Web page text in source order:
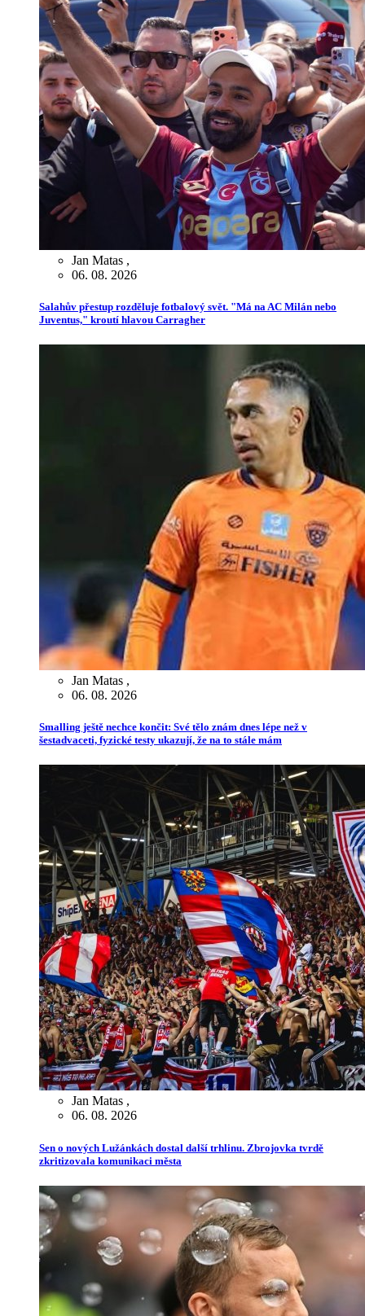
Jan Matas ,
06. 08. 2026
Salahův přestup rozděluje fotbalový svět. "Má na AC Milán nebo
Juventus," kroutí hlavou Carragher
Jan Matas ,
06. 08. 2026
Smalling ještě nechce končit: Své tělo znám dnes lépe než v
šestadvaceti, fyzické testy ukazují, že na to stále mám
Jan Matas ,
06. 08. 2026
Sen o nových Lužánkách dostal další trhlinu. Zbrojovka tvrdě
zkritizovala komunikaci města